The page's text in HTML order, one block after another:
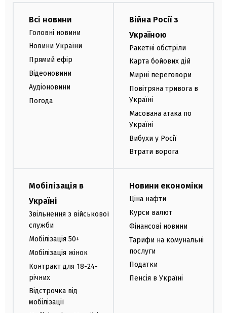
Всі новини
Головні новини
Новини України
Прямий ефір
Відеоновини
Аудіоновини
Погода
Війна Росії з
Україною
Ракетні обстріли
Карта бойових дій
Мирні переговори
Повітряна тривога в
Україні
Масована атака по
Україні
Вибухи у Росії
Втрати ворога
Мобілізація в
Україні
Звільнення з військової
служби
Мобілізація 50+
Мобілізація жінок
Контракт для 18-24-
річних
Відстрочка від
мобілізації
Новини економіки
Ціна нафти
Курси валют
Фінансові новини
Тарифи на комунальні
послуги
Податки
Пенсія в Україні